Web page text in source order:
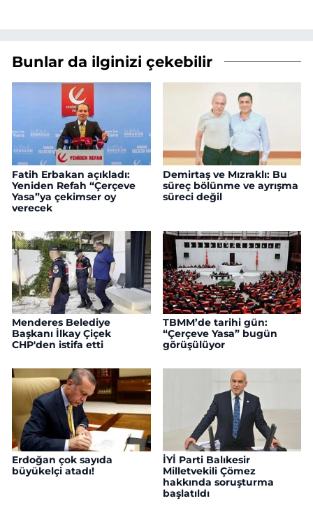
Bunlar da ilginizi çekebilir
Fatih Erbakan açıkladı:
Yeniden Refah “Çerçeve
Yasa”ya çekimser oy
verecek
Demirtaş ve Mızraklı: Bu
süreç bölünme ve ayrışma
süreci değil
Menderes Belediye
Başkanı İlkay Çiçek
CHP'den istifa etti
TBMM’de tarihi gün:
“Çerçeve Yasa” bugün
görüşülüyor
Erdoğan çok sayıda
büyükelçi atadı!
İYİ Parti Balıkesir
Milletvekili Çömez
hakkında soruşturma
başlatıldı